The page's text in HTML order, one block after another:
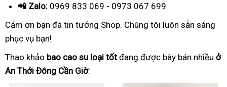
📲 Zalo: 0969 833 069 - 0973 067 699
Cảm ơn bạn đã tin tưởng Shop. Chúng tôi luôn sẵn sàng
phục vụ bạn!
Thao khảo bao cao su loại tốt đang được bày bán nhiều ở
An Thới Đông Cần Giờ: